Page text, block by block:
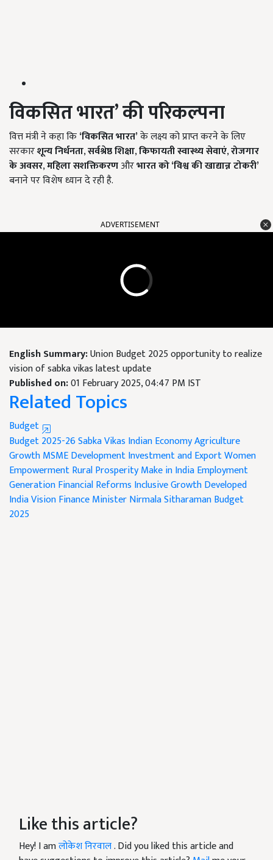
विकसित भारत’ की परिकल्पना
वित्त मंत्री ने कहा कि‘विकसित भारत’के लक्ष्य को प्राप्त करने के लिए
सरकारशून्य निर्धनता,सर्वश्रेष्ठ शिक्षा,किफायती स्वास्थ्य सेवाएं,रोजगार
के अवसर,महिला सशक्तिकरणऔरभारत को ‘विश्व की खाद्यान्न टोकरी’
बनाने पर विशेष ध्यान दे रही है.
ADVERTISEMENT
English Summary:Union Budget 2025 opportunity to realize
vision of sabka vikas latest update
Published on:01 February 2025, 04:47 PM IST
Related Topics
Budget
Budget 2025-26Sabka Vikas Indian EconomyAgriculture
GrowthMSME DevelopmentInvestment and ExportWomen
EmpowermentRural ProsperityMake in IndiaEmployment
GenerationFinancial Reforms Inclusive GrowthDeveloped
India VisionFinance Minister Nirmala SitharamanBudget
2025
Like this article?
Hey! I amलोकेश निरवाल. Did you liked this article and